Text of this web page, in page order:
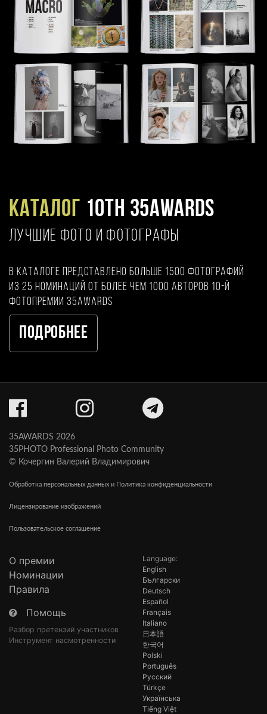
Каталог 10TH 35AWARDS
ЛУЧШИЕ ФОТО И ФОТОГРАФЫ
В каталоге представлено больше 1500 фотографий
из 25 номинаций от более чем 1000 авторов 10-й
фотопремии 35AWARDS
Подробнее
35AWARDS 2026
35PHOTO Professional Photo Community
© Кочергин Валерий Владимирович
Обработка персональных данных и Политика конфиденциальности
Лицензирование изображений
Пользовательское соглашение
О премии
Номинации
Правила
Помощь
Разбор претензий участников
Инструмент насмотренности
Language:
English
Български
Deutsch
Español
Français
Italiano
日本語
한국어
Polski
Português
Русский
Türkçe
Українська
Tiếng Việt